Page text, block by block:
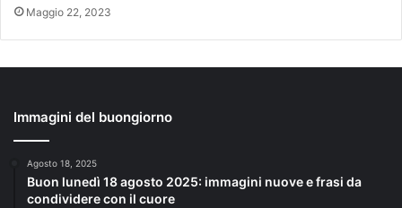
Maggio 22, 2023
Immagini del buongiorno
Agosto 18, 2025
Buon lunedì 18 agosto 2025: immagini nuove e frasi da
condividere con il cuore